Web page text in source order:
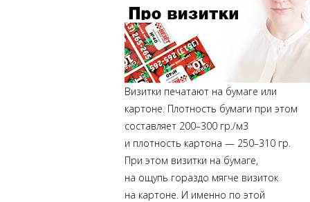
Визитки печатают на бумаге или
картоне. Плотность бумаги при этом
составляет 200–300 гр./м3
и плотность картона — 250–310 гр.
При этом визитки на бумаге,
на ощупь гораздо мягче визиток
на картоне. И именно по этой